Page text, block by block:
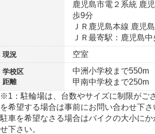
鹿児島市電２系統 鹿
歩9分
ＪＲ鹿児島本線 鹿児
ＪＲ最寄駅：鹿児島
現況 空室
学校区
距離
中洲小学校まで550m
甲南中学校まで250m
※1：駐輪場は、台数やサイズに制限がご
を希望する場合は事前にお問い合わせ下
駐車を希望なさる場合はバイクの大小に
せ下さい。